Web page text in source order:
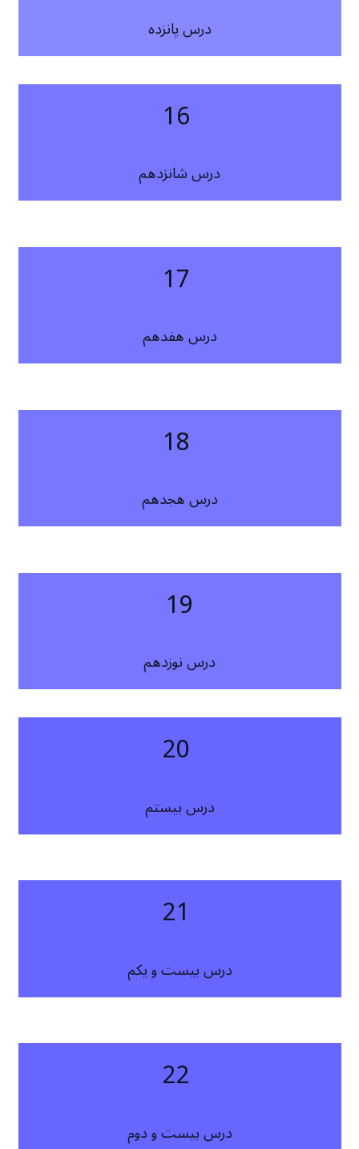
درس پانزده
درس شانزدهم
درس هفدهم
درس هجدهم
19
درس نوزدهم
درس بیستم
درس بیست و یکم
درس بیست و دوم